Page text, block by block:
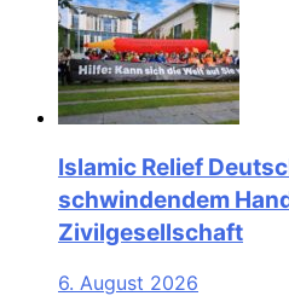
Islamic Relief
schwindendem
Zivilgesellschaft
6. August 2026